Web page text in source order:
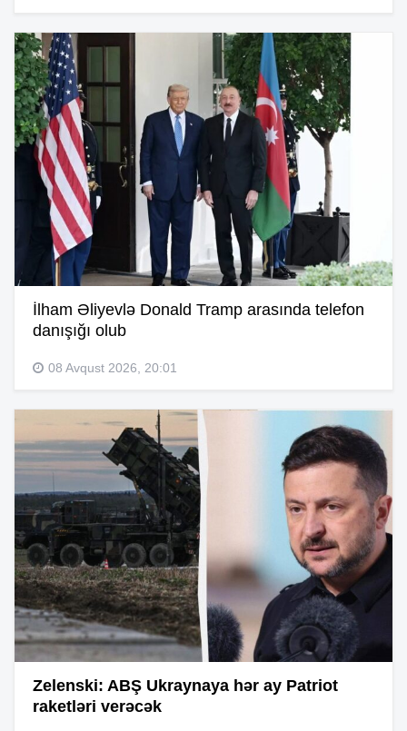
İlham Əliyevlə Donald Tramp arasında telefon
danışığı olub
08 Avqust 2026, 20:01
Zelenski: ABŞ Ukraynaya hər ay Patriot
raketləri verəcək